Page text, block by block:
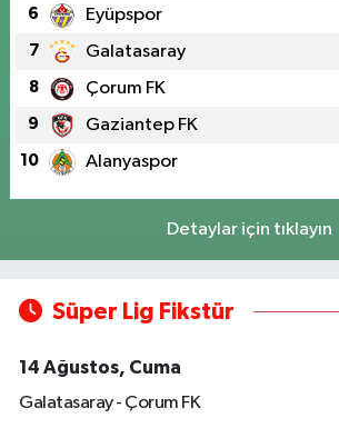
6 Eyüpspor
7 Galatasaray
8 Çorum FK
9 Gaziantep FK
10 Alanyaspor
Detaylar için tıklayın
Süper Lig Fikstür
14 Ağustos, Cuma
Galatasaray - Çorum FK